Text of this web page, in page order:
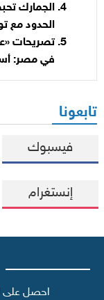
الجمارك
الحدود مع
تصريحات
في مصر:
تابعونا
فيسبوك
إنستغرام
احصل على